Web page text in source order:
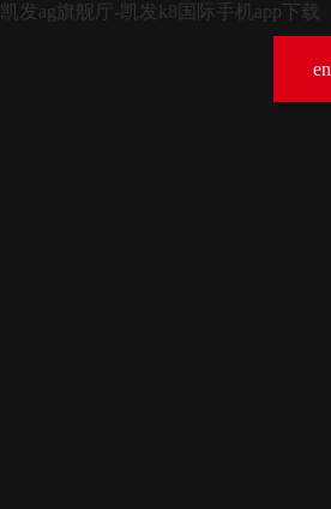
en
凯发ag旗舰厅-凯发k8国际手机app下载